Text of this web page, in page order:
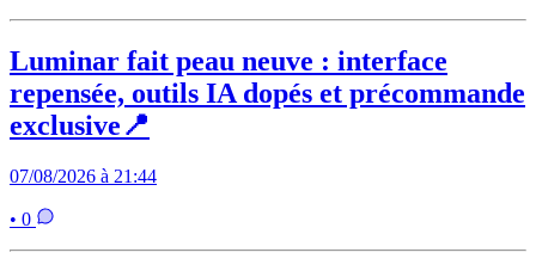
Luminar fait peau neuve : interface
repensée, outils IA dopés et précommande
exclusive📍
07/08/2026 à 21:44
• 0